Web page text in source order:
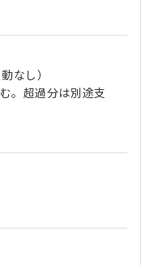
なし）
。超過分は別途支